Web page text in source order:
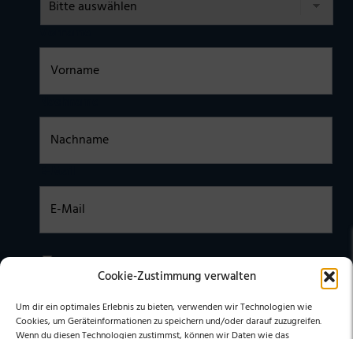
Cookie-Zustimmung verwalten
Um dir ein optimales Erlebnis zu bieten, verwenden wir Technologien wie
Cookies, um Geräteinformationen zu speichern und/oder darauf zuzugreifen.
Wenn du diesen Technologien zustimmst, können wir Daten wie das
genommen. Ich stimme zu, dass meine Daten elektronisch
Einwilligung jederzeit für die Zukunft per E-Mail an
stephan@stephangrabmeier.de widerrufen.)